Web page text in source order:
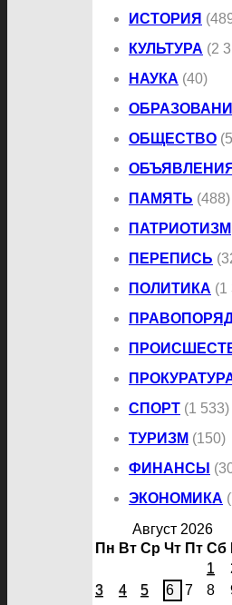
ИСТОРИЯ
КУЛЬТУРА (2
НАУКА (40)
ОБЩЕСТВО
ОБЪЯВЛЕНИЯ
ПАМЯТЬ (488)
ПАТРИОТИЗМ
ПЕРЕПИСЬ
ПОЛИТИКА (1
СПОРТ (1 533)
ТУРИЗМ (150)
ФИНАНСЫ
ЭКОНОМИКА
Август 2026
Пн Вт Ср Чт Пт Сб
1
3
4 5 6 7 8